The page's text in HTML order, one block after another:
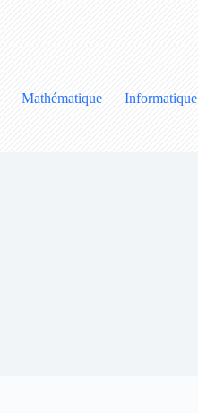
Mathématique Informatique